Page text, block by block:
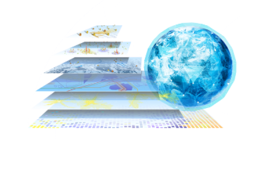
の
た
め
の
GIS・